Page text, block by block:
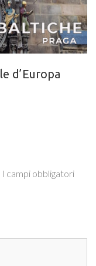
d’Europa
I campi obbligatori